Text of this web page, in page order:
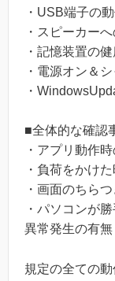
・USB端子の
・スピーカー
・記憶装置の
・電源オン＆
・
■全体的な確認
・アプリ動作
・負荷をかけ
・画面のちら
・パソコンが
異常発生の有無
規定の全ての